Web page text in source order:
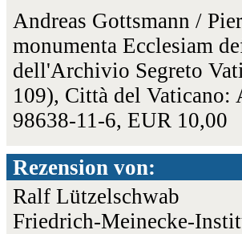
Andreas Gottsmann /
monumenta Ecclesiam
dell'Archivio Segreto
109), Città del Vaticano:
98638-11-6, EUR 10,00
Rezension von:
Ralf Lützelschwab
Friedrich-Meinecke-